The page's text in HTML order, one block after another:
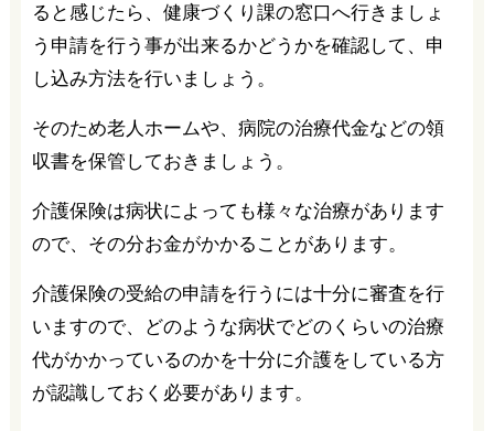
ると感じたら、健康づくり課の窓口へ行きましょ
う申請を行う事が出来るかどうかを確認して、申
し込み方法を行いましょう。
そのため老人ホームや、病院の治療代金などの領
収書を保管しておきましょう。
介護保険は病状によっても様々な治療があります
ので、その分お金がかかることがあります。
介護保険の受給の申請を行うには十分に審査を行
いますので、どのような病状でどのくらいの治療
代がかかっているのかを十分に介護をしている方
が認識しておく必要があります。